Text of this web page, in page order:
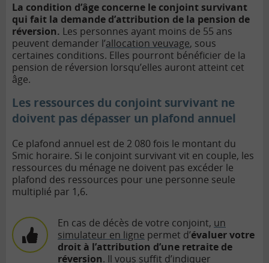
La condition d’âge concerne le conjoint survivant
qui fait la demande d’attribution de la pension de
réversion. Les personnes ayant moins de 55 ans
peuvent demander l’allocation veuvage, sous
certaines conditions. Elles pourront bénéficier de la
pension de réversion lorsqu’elles auront atteint cet
âge.
Les ressources du conjoint survivant ne
doivent pas dépasser un plafond annuel
Ce plafond annuel est de 2 080 fois le montant du
Smic horaire. Si le conjoint survivant vit en couple, les
ressources du ménage ne doivent pas excéder le
plafond des ressources pour une personne seule
multiplié par 1,6.
En cas de décès de votre conjoint, un
simulateur en ligne permet d’évaluer votre
droit à l’attribution d’une retraite de
réversion. Il vous suffit d’indiquer